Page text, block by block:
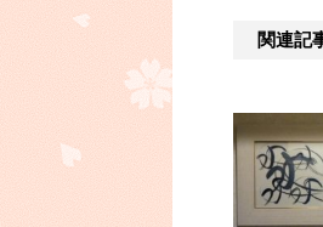
関連記